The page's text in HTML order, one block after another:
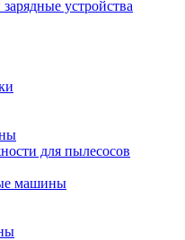
устройства
для пылесосов
машины